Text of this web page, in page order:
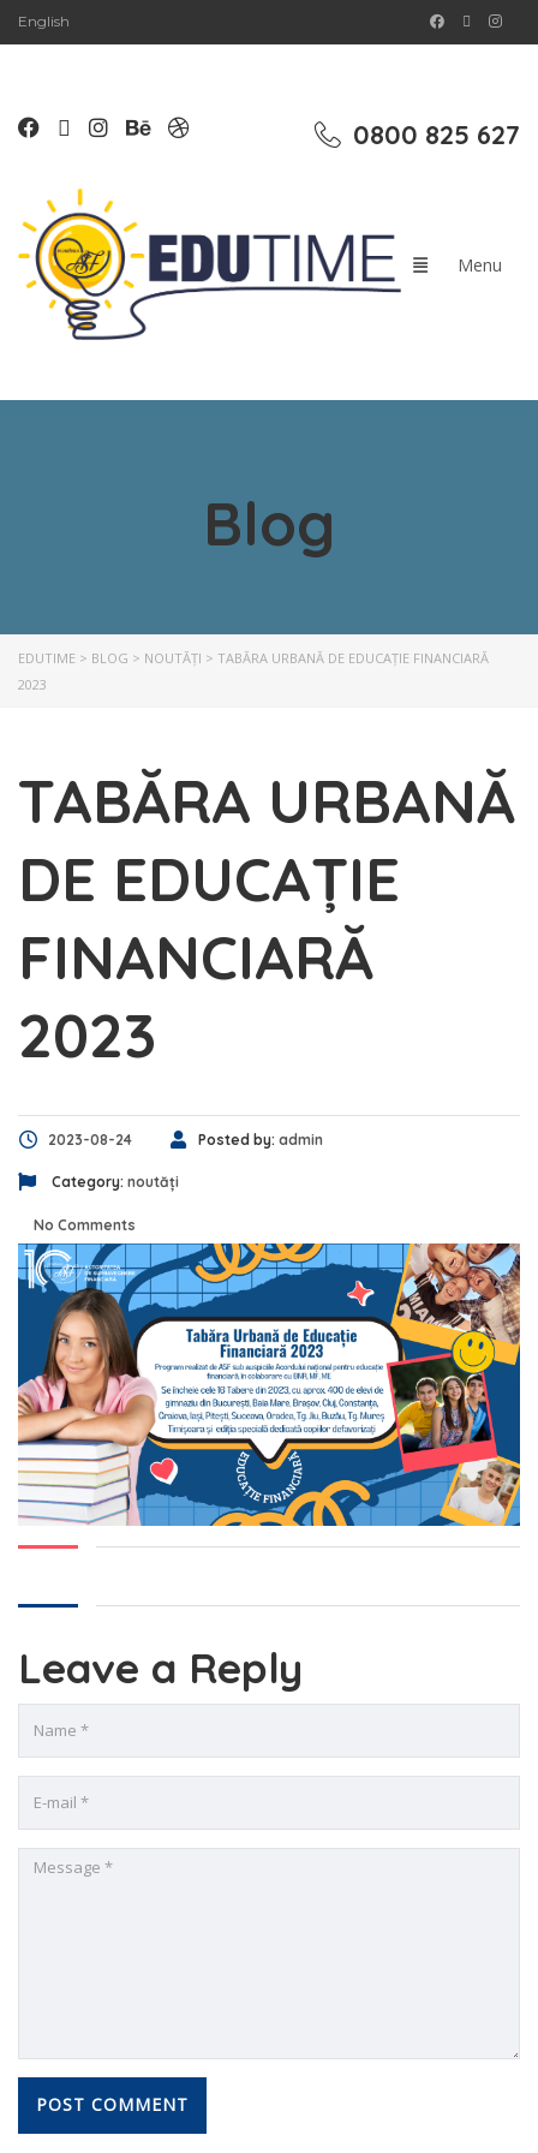
English
0800 825 627
Blog
EDUTIME > BLOG > NOUTĂȚI > TABĂRA URBANĂ DE EDUCAȚIE FINANCIARĂ
2023
TABĂRA URBANĂ
DE EDUCAȚIE
FINANCIARĂ
2023
2023-08-24 Posted by: admin
Category: noutăți
No Comments
Leave a Reply